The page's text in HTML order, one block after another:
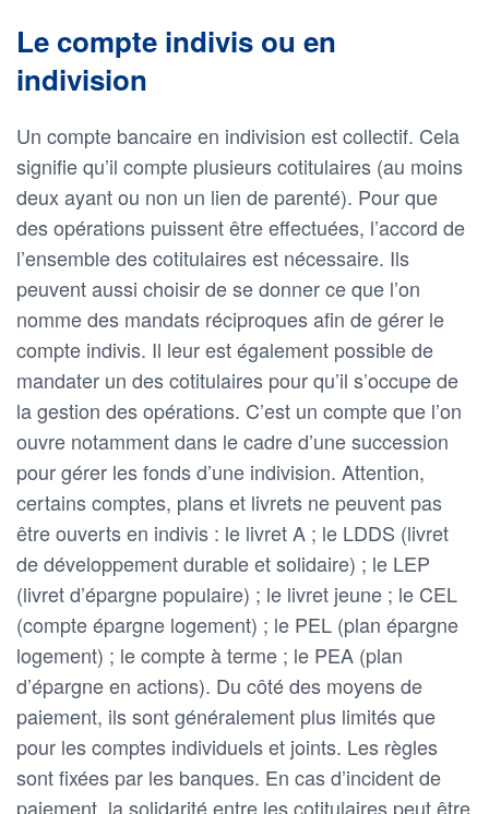
Le compte indivis ou en
indivision
Un compte bancaire en indivision est collectif. Cela
signifie qu’il compte plusieurs cotitulaires (au moins
deux ayant ou non un lien de parenté). Pour que
des opérations puissent être effectuées, l’accord de
l’ensemble des cotitulaires est nécessaire. Ils
peuvent aussi choisir de se donner ce que l’on
nomme des mandats réciproques afin de gérer le
compte indivis. Il leur est également possible de
mandater un des cotitulaires pour qu’il s’occupe de
la gestion des opérations. C’est un compte que l’on
ouvre notamment dans le cadre d’une succession
pour gérer les fonds d’une indivision. Attention,
certains comptes, plans et livrets ne peuvent pas
être ouverts en indivis : le livret A ; le LDDS (livret
de développement durable et solidaire) ; le LEP
(livret d’épargne populaire) ; le livret jeune ; le CEL
(compte épargne logement) ; le PEL (plan épargne
logement) ; le compte à terme ; le PEA (plan
d’épargne en actions). Du côté des moyens de
paiement, ils sont généralement plus limités que
pour les comptes individuels et joints. Les règles
sont fixées par les banques. En cas d’incident de
paiement, la solidarité entre les cotitulaires peut être